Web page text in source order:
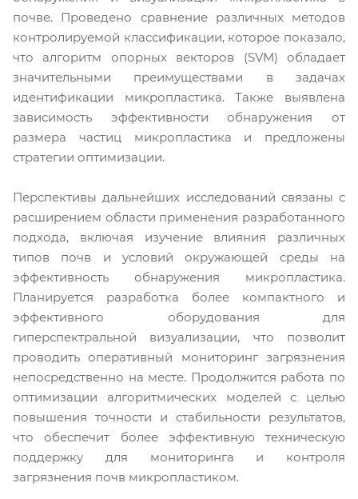
почве. Проведено сравнение различных методов
контролируемой классификации, которое показало,
что алгоритм опорных векторов (SVM) обладает
значительными преимуществами в задачах
идентификации микропластика. Также выявлена
зависимость эффективности обнаружения от
размера частиц микропластика и предложены
стратегии оптимизации.
Перспективы дальнейших исследований связаны с
расширением области применения разработанного
подхода, включая изучение влияния различных
типов почв и условий окружающей среды на
эффективность обнаружения микропластика.
Планируется разработка более компактного и
эффективного оборудования для
гиперспектральной визуализации, что позволит
проводить оперативный мониторинг загрязнения
непосредственно на месте. Продолжится работа по
оптимизации алгоритмических моделей с целью
повышения точности и стабильности результатов,
что обеспечит более эффективную техническую
поддержку для мониторинга и контроля
загрязнения почв микропластиком.